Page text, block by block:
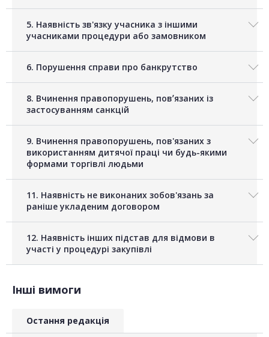
5. Наявність зв'язку учасника з іншими
учасниками процедури або замовником
6. Порушення справи про банкрутство
8. Вчинення правопорушень, повʼязаних із
застосуванням санкцій
9. Вчинення правопорушень, пов'язаних з
використанням дитячої праці чи будь-якими
формами торгівлі людьми
11. Наявність не виконаних зобов'язань за
раніше укладеним договором
12. Наявність інших підстав для відмови в
участі у процедурі закупівлі
Інші вимоги
Остання редакція